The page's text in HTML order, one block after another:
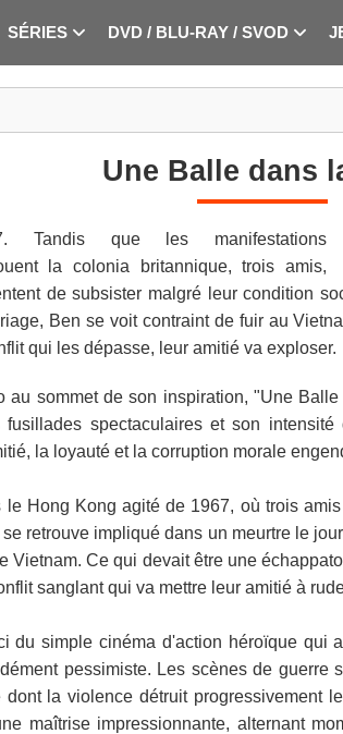
SÉRIES DVD / BLU-RAY / SVOD
Une Balle dans
Tandis que les manifestations
la colonia britannique, trois amis,
de subsister malgré leur condition
Ben se voit contraint de fuir au
qui les dépasse, leur amitié va exploser.
au sommet de son inspiration, "Une
fusillades spectaculaires et son
la loyauté et la corruption morale
le Hong Kong agité de 1967, où trois
retrouve impliqué dans un meurtre le
Vietnam. Ce qui devait être une
sanglant qui va mettre leur amitié à
du simple cinéma d'action héroïque qui
pessimiste. Les scènes de guerre
la violence détruit progressivement
maîtrise impressionnante, alternant